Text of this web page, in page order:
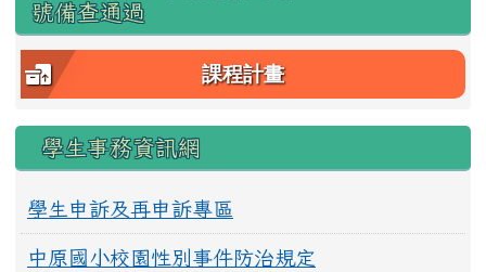
號備查通過
課程計畫
學生事務資訊網
學生申訴及再申訴專區
中原國小校園性別事件防治規定